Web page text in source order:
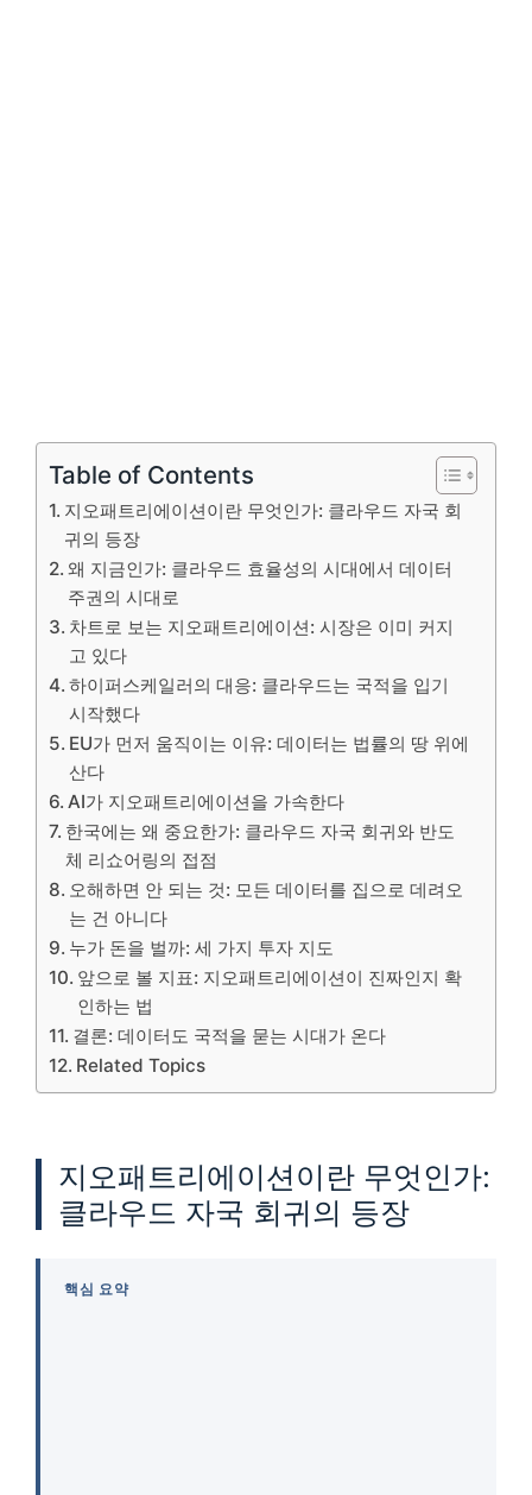
Table of Contents
지오패트리에이션이란 무엇인가: 클라우드 자국 회
귀의 등장
왜 지금인가: 클라우드 효율성의 시대에서 데이터
주권의 시대로
차트로 보는 지오패트리에이션: 시장은 이미 커지
고 있다
하이퍼스케일러의 대응: 클라우드는 국적을 입기
시작했다
EU가 먼저 움직이는 이유: 데이터는 법률의 땅 위에
산다
AI가 지오패트리에이션을 가속한다
한국에는 왜 중요한가: 클라우드 자국 회귀와 반도
체 리쇼어링의 접점
오해하면 안 되는 것: 모든 데이터를 집으로 데려오
는 건 아니다
누가 돈을 벌까: 세 가지 투자 지도
앞으로 볼 지표: 지오패트리에이션이 진짜인지 확
인하는 법
결론: 데이터도 국적을 묻는 시대가 온다
Related Topics
지오패트리에이션이란 무엇인가:
클라우드 자국 회귀의 등장
핵심 요약